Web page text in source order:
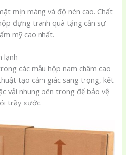
mịn màng và độ nén cao. Chất
đựng tranh quà tặng cần sự
mỹ cao nhất.
lạnh
các mẫu hộp nam châm cao
tạo cảm giác sang trọng, kết
vải nhung bên trong để bảo vệ
trầy xước.